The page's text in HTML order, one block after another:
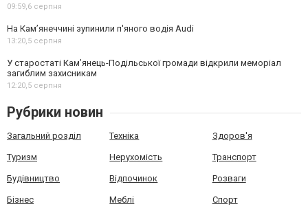
09:59,6 серпня
На Камʼянеччині зупинили п'яного водія Audi
13:20,5 серпня
У старостаті Кам’янець-Подільської громади відкрили меморіал
загиблим захисникам
12:20,5 серпня
Рубрики новин
Загальний розділ Техніка Здоров'я
Туризм Нерухомість Транспорт
Будівництво Відпочинок Розваги
Бізнес Меблі Спорт